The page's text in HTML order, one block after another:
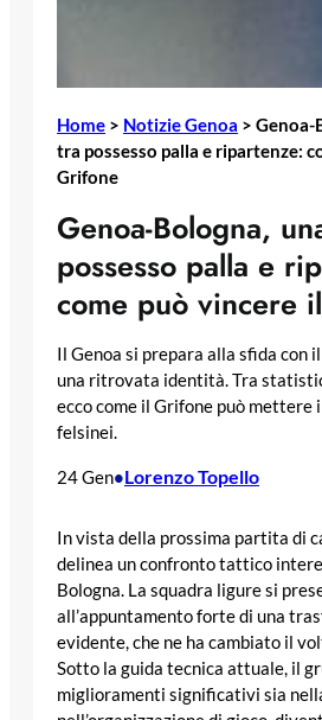
Home > Notizie Genoa > Genoa-
tra possesso palla e ripartenze:
Grifone
Genoa-Bologna,
possesso palla e
come può vincere
Il Genoa si prepara alla sfida con
una ritrovata identità. Tra
ecco come il Grifone può mettere
felsinei.
24 Gen•Lorenzo Topello
In vista della prossima partita di
delinea un confronto tattico
Bologna. La squadra ligure si
all’appuntamento forte di una
evidente, che ne ha cambiato il
Sotto la guida tecnica attuale, il
miglioramenti significativi sia